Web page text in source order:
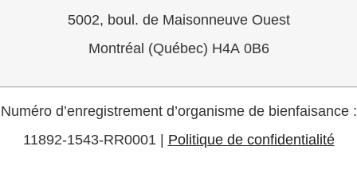
5002, boul. de Maisonneuve Ouest
Montréal (Québec) H4A 0B6
Numéro d’enregistrement d’organisme de bienfaisance :
11892-1543-RR0001 | Politique de confidentialité